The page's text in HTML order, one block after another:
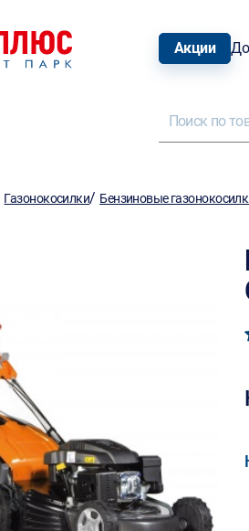
Акции
Газонокосилки/ Бензиновые